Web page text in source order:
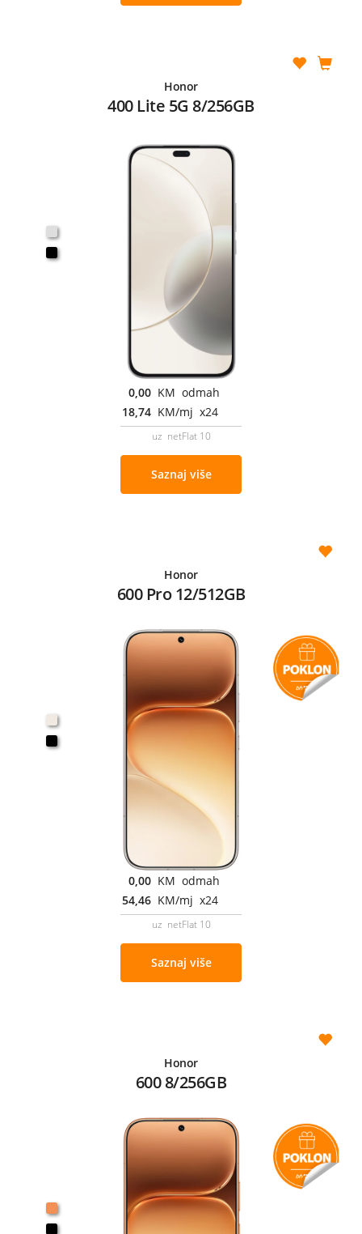
Honor
400 Lite 5G 8/256GB
0,00 KM odmah
18,74 KM/mj x24
uz netFlat 10
Saznaj više
Honor
600 Pro 12/512GB
0,00 KM odmah
54,46 KM/mj x24
uz netFlat 10
Saznaj više
Honor
600 8/256GB